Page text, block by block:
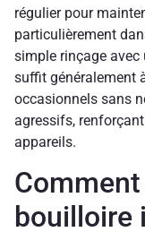
régulier pour
particulièrement
simple rinçage
suffit généralement
occasionnels sans
agressifs,
appareils.
bouilloire